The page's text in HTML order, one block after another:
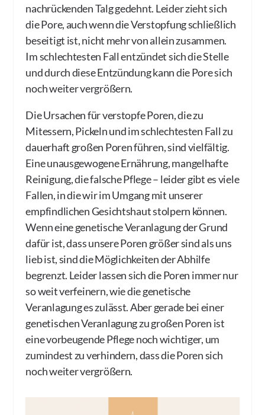
nachrückenden Talg gedehnt. Leider zieht sich
die Pore, auch wenn die Verstopfung schließlich
beseitigt ist, nicht mehr von allein zusammen.
Im schlechtesten Fall entzündet sich die Stelle
und durch diese Entzündung kann die Pore sich
noch weiter vergrößern.
Die Ursachen für verstopfe Poren, die zu
Mitessern, Pickeln und im schlechtesten Fall zu
dauerhaft großen Poren führen, sind vielfältig.
Eine unausgewogene Ernährung, mangelhafte
Reinigung, die falsche Pflege – leider gibt es viele
Fallen, in die wir im Umgang mit unserer
empfindlichen Gesichtshaut stolpern können.
Wenn eine genetische Veranlagung der Grund
dafür ist, dass unsere Poren größer sind als uns
lieb ist, sind die Möglichkeiten der Abhilfe
begrenzt. Leider lassen sich die Poren immer nur
so weit verfeinern, wie die genetische
Veranlagung es zulässt. Aber gerade bei einer
genetischen Veranlagung zu großen Poren ist
eine vorbeugende Pflege noch wichtiger, um
zumindest zu verhindern, dass die Poren sich
noch weiter vergrößern.